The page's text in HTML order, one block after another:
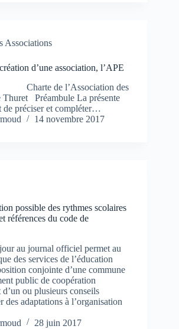
Associations
d’une association, l’APE
l’Association des
Thuret Préambule La présente
de préciser et compléter…
14 novembre 2017
possible des rythmes scolaires
références du code de
au journal officiel permet au
des services de l’éducation
conjointe d’une commune
public de coopération
ou plusieurs conseils
des adaptations à l’organisation
28 juin 2017